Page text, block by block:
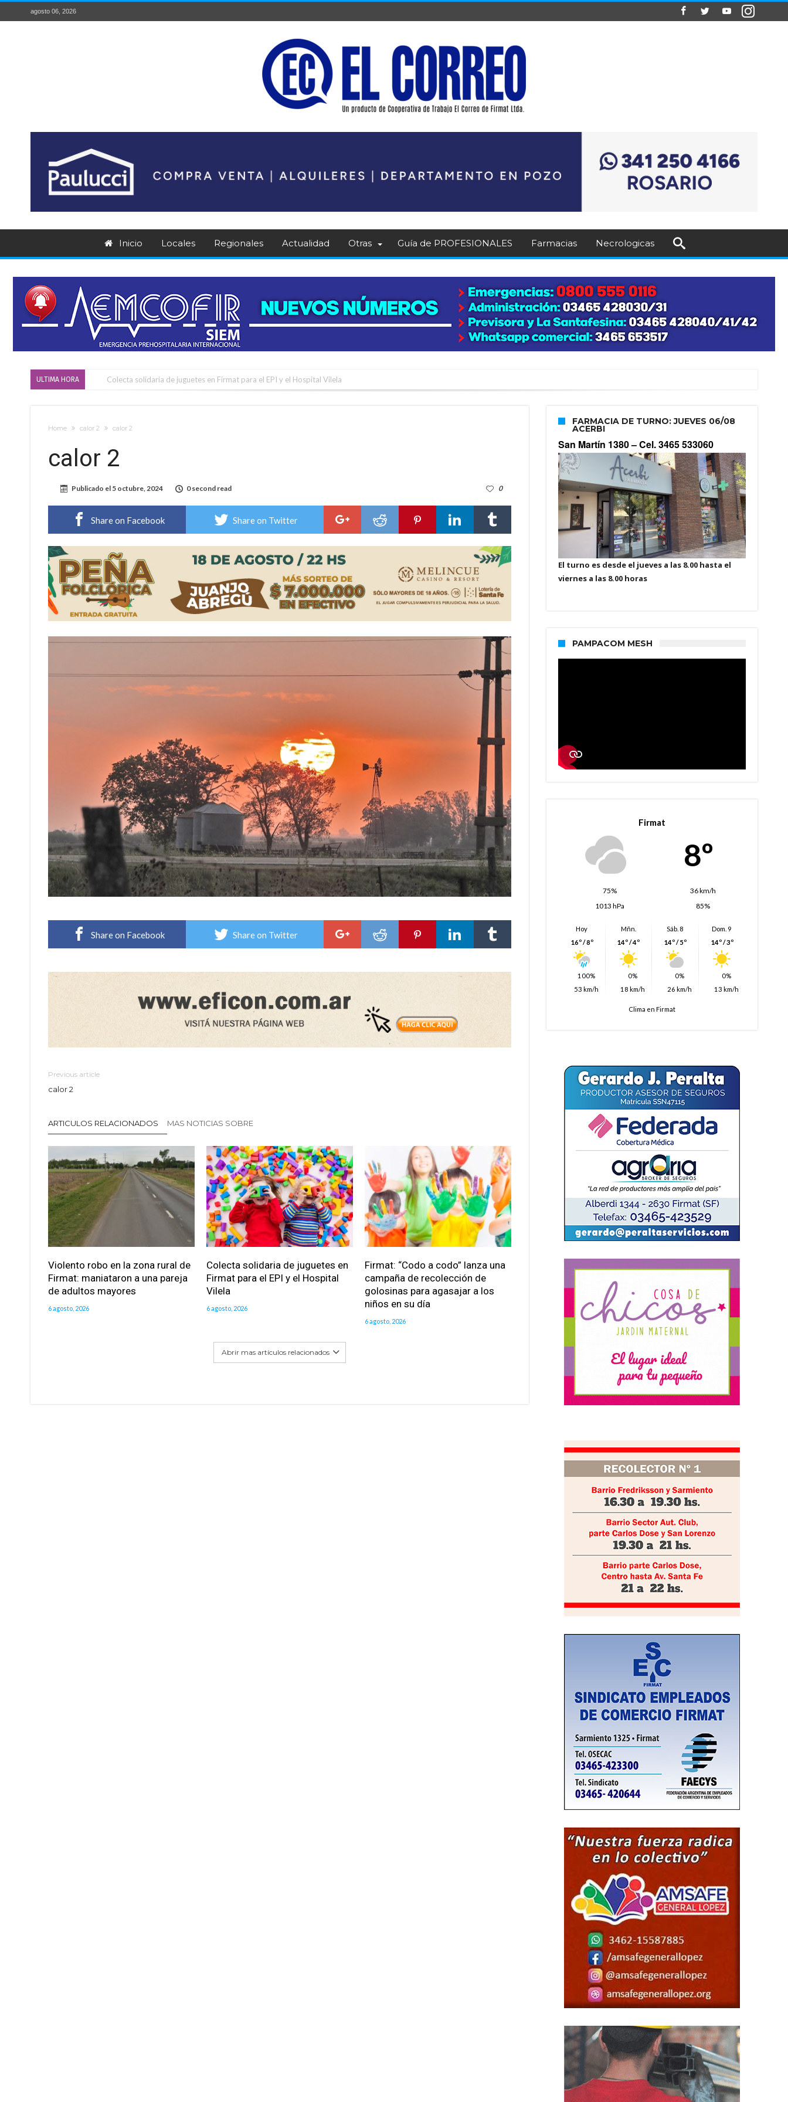
agosto 06, 2026
Inicio Locales Regionales Actualidad Otras Guía de PROFESIONALES Farmacias Necrologicas
ULTIMA HORA Colecta solidaria de juguetes en Firmat para el EPI y el Hospital Vilela
Alerta meteorológico: el SMN advierte por tormentas fuertes y ráfagas que podrían superar los 80 km/h
Distinguieron a Ramiro Maldonado, el campeón juvenil de malambo de Los Quirquinchos
Elortondo: avanza el plan de pavimentación con la licitación de cinco nuevas cuadras
Home calor 2 calor 2
calor 2
Publicado el 5 octubre, 2024 0 second read 0
Share on Facebook Share on Twitter
Share on Facebook Share on Twitter
Previous article
calor 2
ARTICULOS RELACIONADOS MAS NOTICIAS SOBRE
Violento robo en la zona rural de
Firmat: maniataron a una pareja
de adultos mayores
6 agosto, 2026
Colecta solidaria de juguetes en
Firmat para el EPI y el Hospital
Vilela
6 agosto, 2026
Firmat: “Codo a codo” lanza una
campaña de recolección de
golosinas para agasajar a los
niños en su día
6 agosto, 2026
Abrir mas artículos relacionados
FARMACIA DE TURNO: JUEVES 06/08
ACERBI
San Martín 1380 –Cel. 3465 533060
El turno es desde el jueves a las 8.00 hasta el
viernes a las 8.00 horas
PAMPACOM MESH
Firmat
8º
75%
36 km/h
1013 hPa
85%
Hoy
16º / 8º
100%
53 km/h
Mñn.
14º / 4º
0%
18 km/h
Sáb. 8
14º / 5º
0%
26 km/h
Dom. 9
14º / 3º
0%
13 km/h
Clima en Firmat